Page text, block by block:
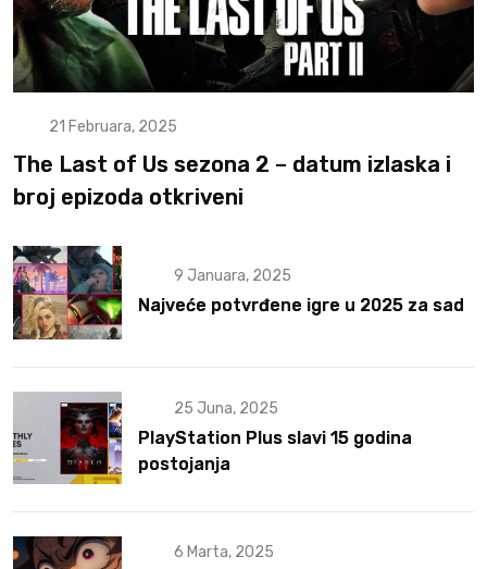
21 Februara, 2025
The Last of Us sezona 2 – datum izlaska i
broj epizoda otkriveni
9 Januara, 2025
Najveće potvrđene igre u 2025 za sad
25 Juna, 2025
PlayStation Plus slavi 15 godina
postojanja
6 Marta, 2025